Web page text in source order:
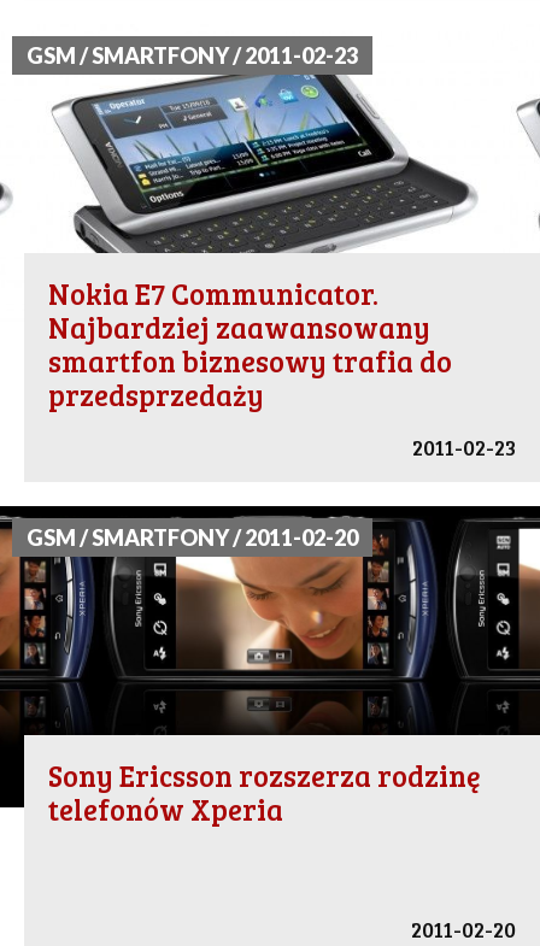
GSM / SMARTFONY / 2011-02-23
Nokia E7 Communicator.
Najbardziej zaawansowany
smartfon biznesowy trafia do
przedsprzedaży
2011-02-23
GSM / SMARTFONY / 2011-02-20
Sony Ericsson rozszerza rodzinę
telefonów Xperia
2011-02-20